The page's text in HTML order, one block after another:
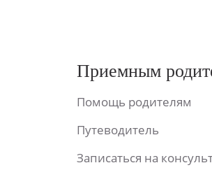
Приемным
Помощь родителям
Путеводитель
Записаться на